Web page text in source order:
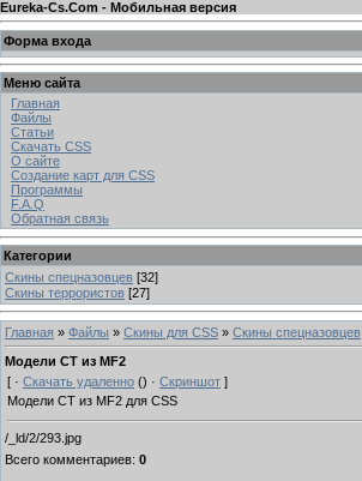
Eureka-Cs.Com - Мобильная версия
Форма входа
Меню сайта
Главная
Файлы
Статьи
Скачать CSS
О сайте
Создание карт для CSS
Программы
F.A.Q
Обратная связь
Категории
Скины спецназовцев [32]
Скины террористов [27]
Главная » Файлы » Скины для CSS » Скины спецназовцев
Модели CT из MF2
[ · Скачать удаленно () · Скриншот ]
Модели CT из MF2 для CSS
/_ld/2/293.jpg
Всего комментариев: 0